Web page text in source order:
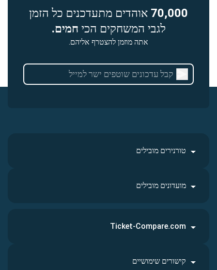
70,000 אוהדים מתעדכנים כל הזמן
לגבי המשחקים הכי חמים.
אתה מוזמן להצטרף אליהם.
טורנירים מובילים
מועדונים מובילים
Ticket-Compare.com
קישורים שימושיים